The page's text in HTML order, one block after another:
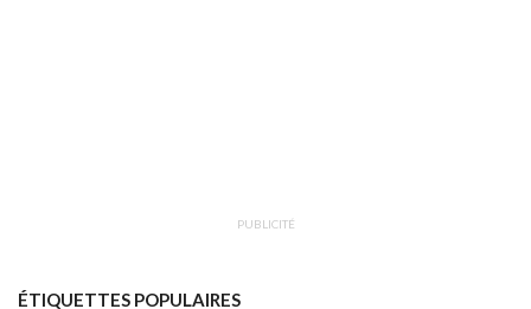
PUBLICITÉ
ÉTIQUETTES POPULAIRES